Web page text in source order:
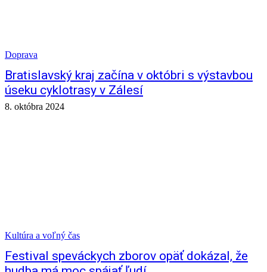
Doprava
Bratislavský kraj začína v októbri s výstavbou
úseku cyklotrasy v Zálesí
8. októbra 2024
Kultúra a voľný čas
Festival speváckych zborov opäť dokázal, že